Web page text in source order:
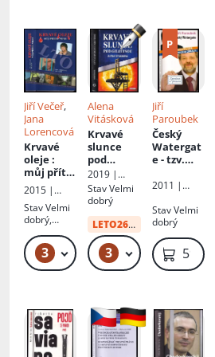
Jiří Večeř,
Jana
Lorencová
Krvavé
oleje:
můj přítel
vrah
2015 |
Amos,
Zdeňka
Pustinová -
Ámos
StavVelmi
dobrý,
autorský
podpis
3 599 Kč – 699 Kč
Alena
Vitásková
Krvavé
slunce
pod
gilotinou
2019 |
Nakladatels
tví Olympia,
StavVelmi
dobrý
LETO26od: 59 Kč
3 59 Kč – 179 Kč
Jiří
Paroubek
Český
Watergat
e - tzv.
zpráva:
vs. Kubice
po 5
letech
2011 |
StavVelmi
dobrý
59 Kč